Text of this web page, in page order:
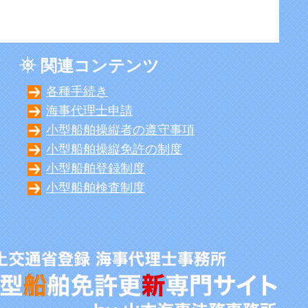
関連コンテンツ
各種手続き
海事代理士申請
小型船舶操縦者の遵守事項
小型船舶操縦免許の制度
小型船舶登録制度
小型船舶検査制度